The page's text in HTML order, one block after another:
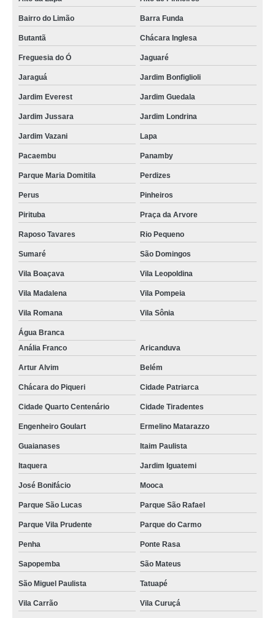
orçamento de porta crachá conjugado Vila Sônia
orçamento de porta crachá São Carlos
porta crachá plástico valor Vila Sônia
porta crachás de plástico Embu Guaçú
porta crachá Morumbi
porta crachá colorido valor Alphaville
porta crachá de plástico valor Vila Andrade
porta crachá conjugado valor Jardim São Luiz
porta crachá horizontal Butantã
porta crachá vertical transparente valor Taubaté
porta crachá valor Salesópolis
lojas de porta crachá Paulínia
porta crachá transparente Vila Albertina
porta crachás colorido Rio Grande da Serra
porta crachás horizontal Parque do Chaves
porta crachá de plástico valor Bertioga
lojas de porta crachá horizontal Jacareí
porta crachá rígido Poá
orçamento de porta crachá retrátil Guararema
porta crachá vertical transparente Jaguaré
porta crachá vertical transparente Hortolândia
orçamento de porta crachá conjugado São José do Rio Preto
lojas de porta crachá colorido Caieras
porta crachá horizontal valor Jardim Novo Mundo
porta crachá plástico Salesópolis
porta crachá conjugado Itatiba
Bairro do Limão Barra Funda
Butantã Chácara Inglesa
Freguesia do Ó Jaguaré
Jaraguá Jardim Bonfiglioli
Jardim Everest Jardim Guedala
Jardim Jussara Jardim Londrina
Jardim Vazani Lapa
Pacaembu Panamby
Parque Maria Domitila Perdizes
Perus Pinheiros
Pirituba Praça da Arvore
Raposo Tavares Rio Pequeno
Sumaré São Domingos
Vila Boaçava Vila Leopoldina
Vila Madalena Vila Pompeia
Vila Romana Vila Sônia
Água Branca
Anália Franco
Aricanduva
Artur Alvim Belém
Chácara do Piqueri Cidade Patriarca
Cidade Quarto Centenário Cidade Tiradentes
Engenheiro Goulart Ermelino Matarazzo
Guaianases Itaim Paulista
Itaquera Jardim Iguatemi
José Bonifácio Mooca
Parque São Lucas Parque São Rafael
Parque Vila Prudente Parque do Carmo
Penha Ponte Rasa
Sapopemba São Mateus
São Miguel Paulista Tatuapé
Vila Carrão Vila Curuçá